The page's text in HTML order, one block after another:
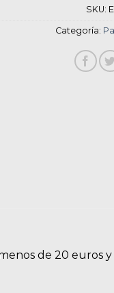
SKU:
Categoría:
de 20 euros